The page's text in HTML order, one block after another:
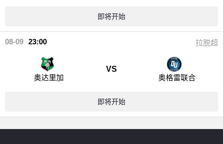
即将开始
23:00
08-09 拉脱超
奥达里加
VS
奥格雷联合
即将开始